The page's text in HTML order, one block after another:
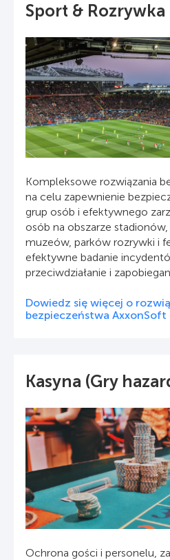
Sport & Rozrywka
Kompleksowe rozwiązania
na celu zapewnienie
grup osób i efektywnego
osób na obszarze
muzeów, parków rozrywki i
efektywne badanie
przeciwdziałanie i
Dowiedz się więcej o
bezpieczeństwa
Kasyna (Gry
Ochrona gości i personelu,